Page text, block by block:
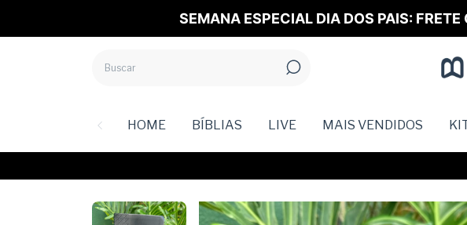
SEMANA ESPECIAL DIA DOS PAIS: FRETE
HOME BÍBLIAS LIVE MAIS VENDIDOS